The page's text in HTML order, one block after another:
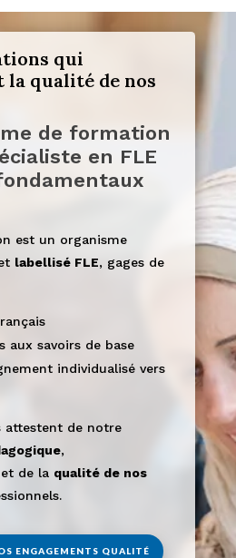
qui
la qualité de nos
de formation
en FLE
est un organisme
labellisé FLE, gages de
aux savoirs de base
individualisé vers
attestent de notre
,
de la qualité de nos
ENGAGEMENTS QUALITÉ